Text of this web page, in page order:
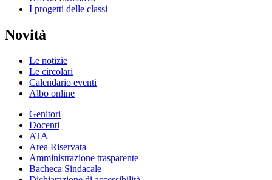
I progetti delle classi
Novità
Le notizie
Le circolari
Calendario eventi
Albo online
Genitori
Docenti
ATA
Area Riservata
Amministrazione trasparente
Bacheca Sindacale